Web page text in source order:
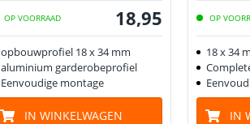
OP VOORRAAD 18,95
opbouwprofiel 18 x 34 mm
aluminium garderobeprofiel
Eenvoudige montage
IN WINKELWAGEN
OP
18 x 34
IN